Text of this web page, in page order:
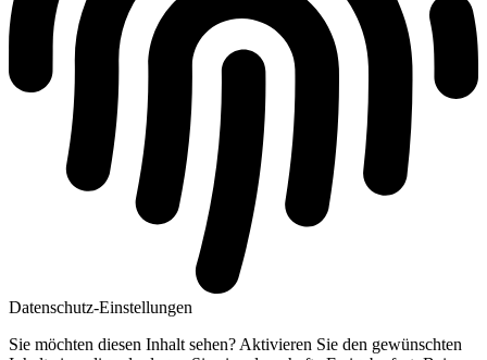
Datenschutz-Einstellungen
Sie möchten diesen Inhalt sehen? Aktivieren Sie den gewünschten